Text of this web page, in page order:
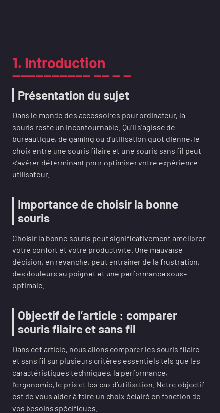
1. Introduction
Présentation du sujet
Dans le monde des accessoires pour ordinateur, la
souris reste un incontournable. Qu’il s’agisse de
bureautique, de gaming ou d’utilisation quotidienne, le
choix entre une souris filaire et une souris sans fil peut
s’avérer déterminant pour optimiser votre expérience
utilisateur.
Importance de choisir la bonne
souris
Choisir la bonne souris peut significativement améliorer
votre confort et votre productivité. Une mauvaise
décision, en revanche, peut entraîner de la frustration,
des douleurs au poignet et une performance sous-
optimale.
Objectif de l’article : comparer
souris filaire et sans fil
Dans cet article, nous allons comparer les souris filaire
et sans fil sur plusieurs critères essentiels tels que les
caractéristiques techniques, la performance,
l’ergonomie, le prix et les cas d’utilisation. Notre objectif
est de vous aider à faire un choix éclairé en fonction de
vos besoins spécifiques.